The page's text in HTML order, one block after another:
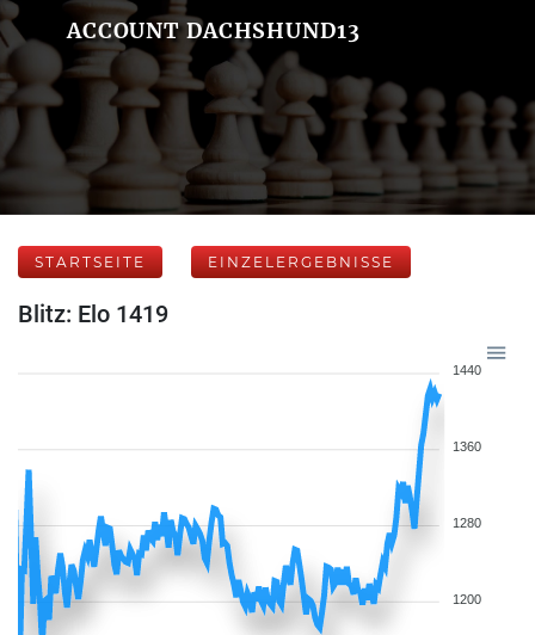
ACCOUNT DACHSHUND13
STARTSEITE EINZELERGEBNISSE
Blitz: Elo 1419
1440
1360
1280
1200